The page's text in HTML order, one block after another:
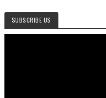
SUBSCRIBE US